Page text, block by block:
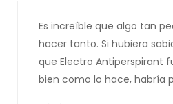
Es increíble que algo tan
hacer tanto. Si hubiera
que Electro Antiperspirant
bien como lo hace, habría